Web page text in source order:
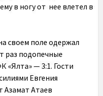
в ногу от нее влетел в
своем поле одержал
раз подопечные
«Ялта» — 3:1. Гости
Евгения
Азамат Атаев